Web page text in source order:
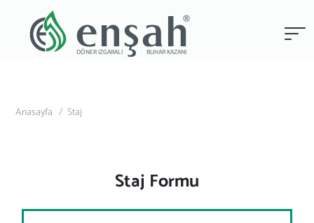
enşah
DÖNER IZGARALI BUHAR KAZANI
®
Anasayfa / Staj
Staj Formu